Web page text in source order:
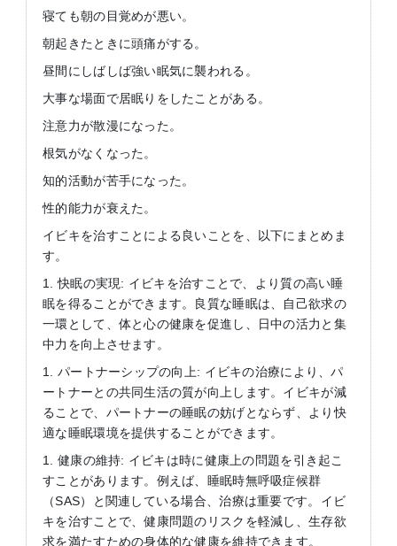
寝ても朝の目覚めが悪い。
朝起きたときに頭痛がする。
昼間にしばしば強い眠気に襲われる。
大事な場面で居眠りをしたことがある。
注意力が散漫になった。
根気がなくなった。
知的活動が苦手になった。
性的能力が衰えた。
イビキを治すことによる良いことを、以下にまとめま
す。
1. 快眠の実現: イビキを治すことで、より質の高い睡
眠を得ることができます。良質な睡眠は、自己欲求の
一環として、体と心の健康を促進し、日中の活力と集
中力を向上させます。
1. パートナーシップの向上: イビキの治療により、パ
ートナーとの共同生活の質が向上します。イビキが減
ることで、パートナーの睡眠の妨げとならず、より快
適な睡眠環境を提供することができます。
1. 健康の維持: イビキは時に健康上の問題を引き起こ
すことがあります。例えば、睡眠時無呼吸症候群
（SAS）と関連している場合、治療は重要です。イビ
キを治すことで、健康問題のリスクを軽減し、生存欲
求を満たすための身体的な健康を維持できます。